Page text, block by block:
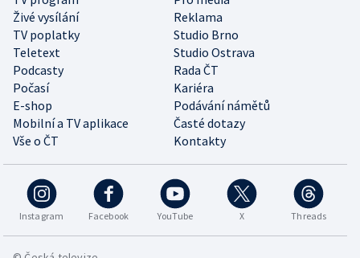
Živé vysílání
Reklama
TV poplatky
Studio Brno
Teletext
Studio Ostrava
Podcasty
Rada ČT
Počasí
Kariéra
E-shop
Podávání námětů
Mobilní a TV aplikace
Časté dotazy
Vše o ČT
Kontakty
Instagram Facebook YouTube X Threads